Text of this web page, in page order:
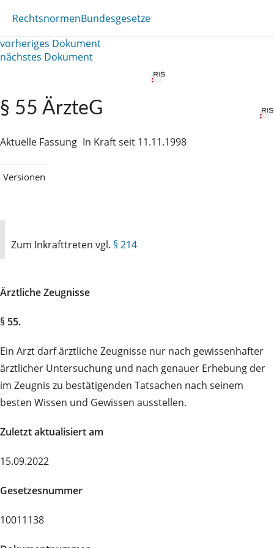
RechtsnormenBundesgesetze
vorheriges Dokument
nächstes Dokument
§ 55 ÄrzteG
Aktuelle Fassung In Kraft seit 11.11.1998
Versionen
Zum Inkrafttreten vgl. § 214
Ärztliche Zeugnisse
§ 55.
Ein Arzt darf ärztliche Zeugnisse nur nach gewissenhafter
ärztlicher Untersuchung und nach genauer Erhebung der
im Zeugnis zu bestätigenden Tatsachen nach seinem
besten Wissen und Gewissen ausstellen.
Zuletzt aktualisiert am
15.09.2022
Gesetzesnummer
10011138